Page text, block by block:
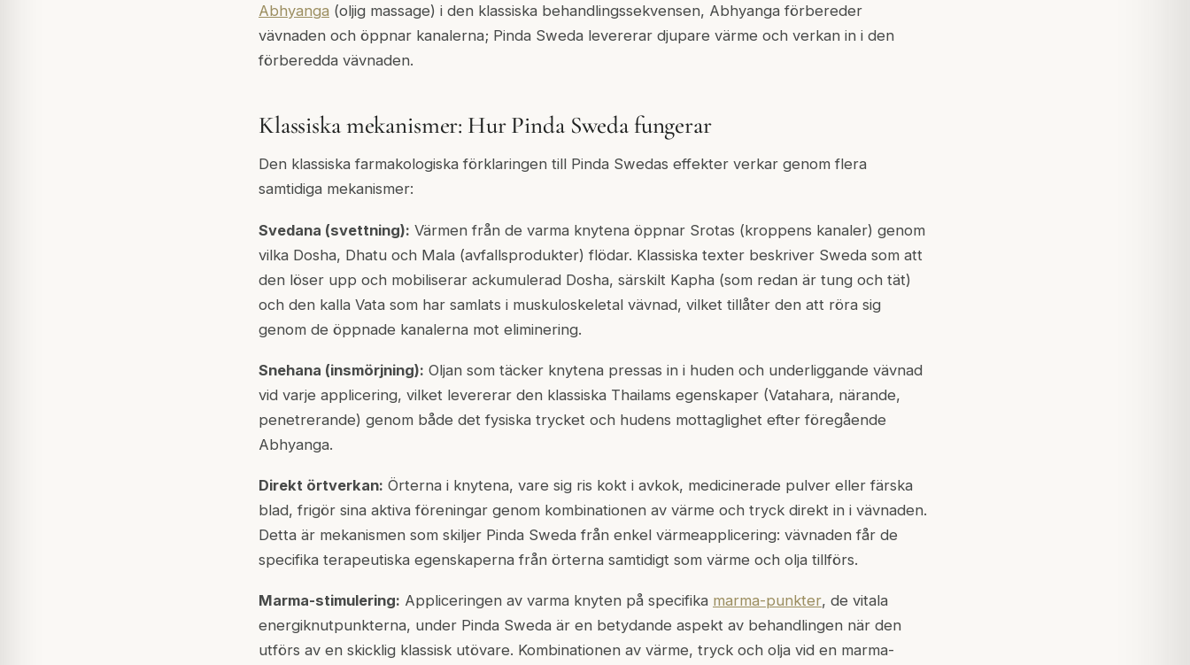
Abhyanga (oljig massage) i den klassiska behandlingssekvensen, Abhyanga förbereder
vävnaden och öppnar kanalerna; Pinda Sweda levererar djupare värme och verkan in i den
förberedda vävnaden.
Klassiska mekanismer: Hur Pinda Sweda fungerar
Den klassiska farmakologiska förklaringen till Pinda Swedas effekter verkar genom flera
samtidiga mekanismer:
Svedana (svettning): Värmen från de varma knytena öppnar Srotas (kroppens kanaler) genom
vilka Dosha, Dhatu och Mala (avfallsprodukter) flödar. Klassiska texter beskriver Sweda som att
den löser upp och mobiliserar ackumulerad Dosha, särskilt Kapha (som redan är tung och tät)
och den kalla Vata som har samlats i muskuloskeletal vävnad, vilket tillåter den att röra sig
genom de öppnade kanalerna mot eliminering.
Snehana (insmörjning): Oljan som täcker knytena pressas in i huden och underliggande vävnad
vid varje applicering, vilket levererar den klassiska Thailams egenskaper (Vatahara, närande,
penetrerande) genom både det fysiska trycket och hudens mottaglighet efter föregående
Abhyanga.
Direkt örtverkan: Örterna i knytena, vare sig ris kokt i avkok, medicinerade pulver eller färska
blad, frigör sina aktiva föreningar genom kombinationen av värme och tryck direkt in i vävnaden.
Detta är mekanismen som skiljer Pinda Sweda från enkel värmeapplicering: vävnaden får de
specifika terapeutiska egenskaperna från örterna samtidigt som värme och olja tillförs.
Marma-stimulering: Appliceringen av varma knyten på specifika marma-punkter, de vitala
energiknutpunkterna, under Pinda Sweda är en betydande aspekt av behandlingen när den
utförs av en skicklig klassisk utövare. Kombinationen av värme, tryck och olja vid en marma-